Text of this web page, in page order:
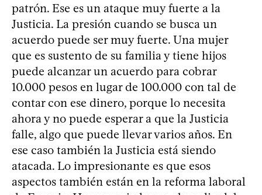
patrón. Ese es un ataque muy fuerte a la
Justicia. La presión cuando se busca un
acuerdo puede ser muy fuerte. Una mujer
que es sustento de su familia y tiene hijos
puede alcanzar un acuerdo para cobrar
10.000 pesos en lugar de 100.000 con tal de
contar con ese dinero, porque lo necesita
ahora y no puede esperar a que la Justicia
falle, algo que puede llevar varios años. En
ese caso también la Justicia está siendo
atacada. Lo impresionante es que esos
aspectos también están en la reforma laboral